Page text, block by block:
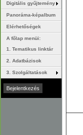
Digitális gyűjtemény
Panoráma-képalbum
Elérhetőségek
A főlap menüi:
1. Tematikus linktár
2. Adatbázisok
3. Szolgáltatások